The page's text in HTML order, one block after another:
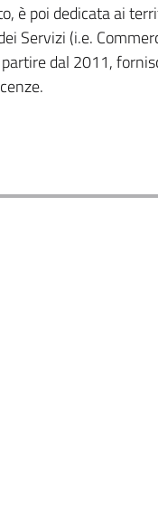
è poi dedicata ai
Servizi (i.e.
dal 2011,